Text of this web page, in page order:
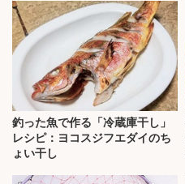
釣った魚で作る「冷蔵庫干し」
レシピ：ヨコスジフエダイのち
ょい干し